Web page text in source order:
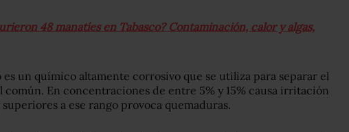
48 manatíes en Tabasco? Contaminación, calor y algas,
un químico altamente corrosivo que se utiliza para separar el
común. En concentraciones de entre 5% y 15% causa irritación
superiores a ese rango provoca quemaduras.